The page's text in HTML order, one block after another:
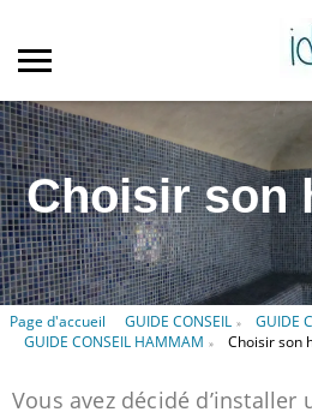
Choisir son
Page d'accueil GUIDE CONSEIL » GUIDE
GUIDE CONSEIL HAMMAM » Choisir son
Vous avez décidé d’installer